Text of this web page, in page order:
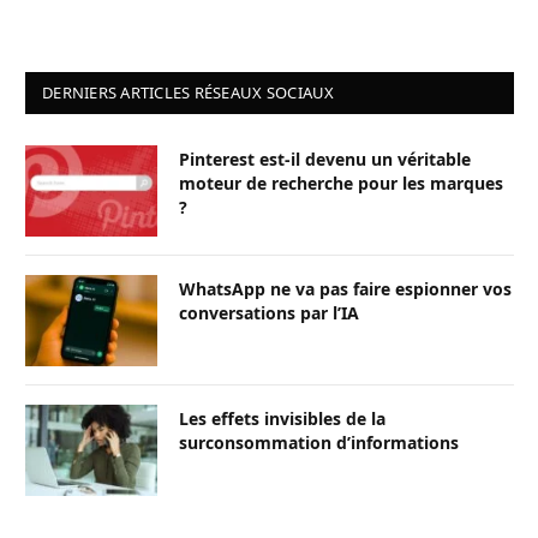
DERNIERS ARTICLES RÉSEAUX SOCIAUX
Pinterest est-il devenu un véritable
moteur de recherche pour les marques
?
WhatsApp ne va pas faire espionner vos
conversations par l’IA
Les effets invisibles de la
surconsommation d’informations